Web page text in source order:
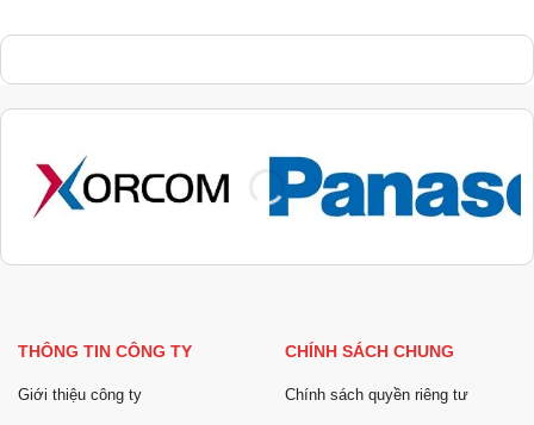
THÔNG TIN CÔNG TY
Giới thiệu công ty
CHÍNH SÁCH CHUNG
Chính sách quyền riêng tư